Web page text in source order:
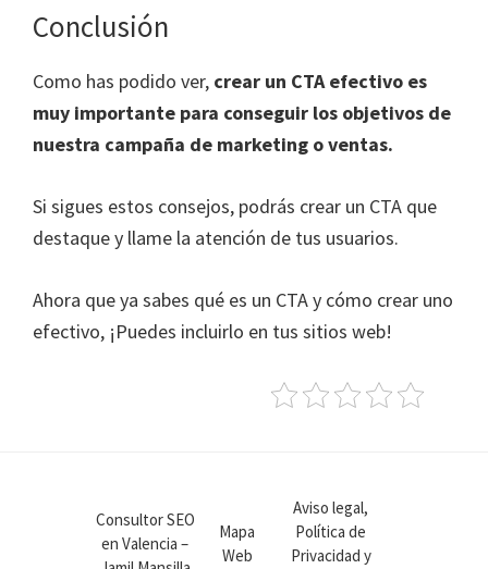
Conclusión
Como has podido ver, crear un CTA efectivo es
muy importante para conseguir los objetivos de
nuestra campaña de marketing o ventas.
Si sigues estos consejos, podrás crear un CTA que
destaque y llame la atención de tus usuarios.
Ahora que ya sabes qué es un CTA y cómo crear uno
efectivo, ¡Puedes incluirlo en tus sitios web!
Consultor SEO
en Valencia –
Mapa
Web
Aviso legal,
Política de
Privacidad y